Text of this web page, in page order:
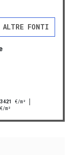
ALTRE FONTI
3421
€/m²
€/m²